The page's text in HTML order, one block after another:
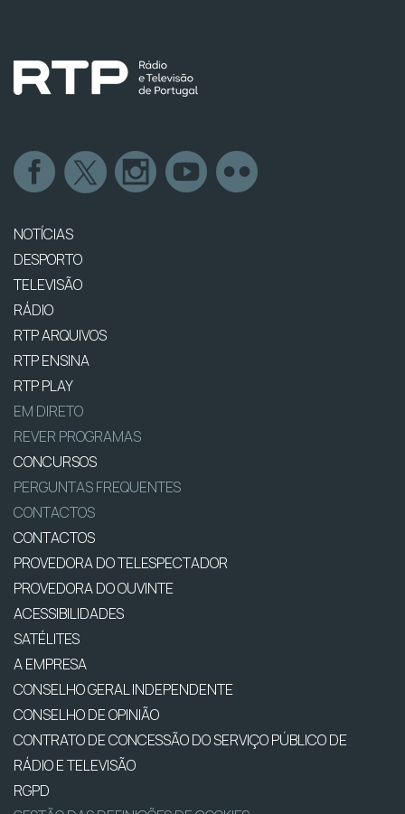
NOTÍCIAS
DESPORTO
TELEVISÃO
RÁDIO
RTP ARQUIVOS
RTP ENSINA
RTP PLAY
EM DIRETO
REVER PROGRAMAS
CONCURSOS
PERGUNTAS FREQUENTES
CONTACTOS
CONTACTOS
PROVEDORA DO TELESPECTADOR
PROVEDORA DO OUVINTE
ACESSIBILIDADES
SATÉLITES
A EMPRESA
CONSELHO GERAL INDEPENDENTE
CONSELHO DE OPINIÃO
CONTRATO DE CONCESSÃO DO SERVIÇO PÚBLICO DE
RÁDIO E TELEVISÃO
RGPD